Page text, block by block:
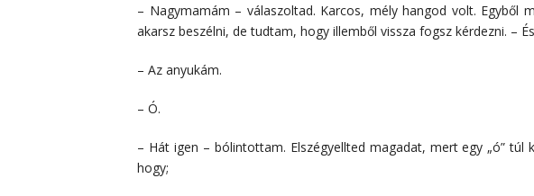
– Nagymamám – válaszoltad. Karcos, mély hangod volt. Egyből
akarsz beszélni, de tudtam, hogy illemből vissza fogsz kérdezni. –
– Az anyukám.
– Ó.
– Hát igen – bólintottam. Elszégyellted magadat, mert egy „ó”
hogy;